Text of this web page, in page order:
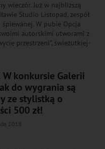
wieczór. Już w najbliższą
Studio Listopad, zespół
W pubie Opcja
autorskimi utworami z
przestrzeni", świeżutkiej-
W konkursie Galerii
do wygrania są
ze stylistką o
500 zł!
2018